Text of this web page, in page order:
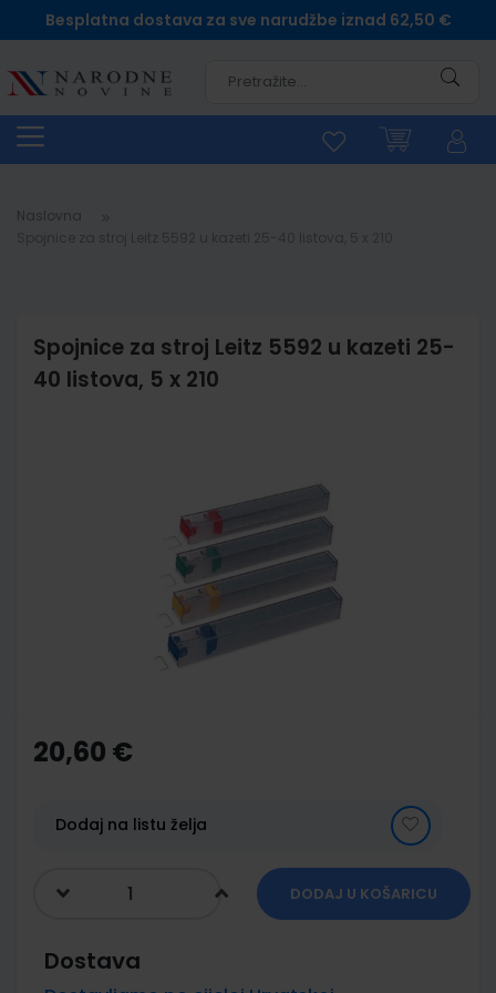
Besplatna dostava za sve narudžbe iznad 62,50 €
Naslovna
Spojnice za stroj Leitz 5592 u kazeti 25-
40 listova, 5 x 210
the
beginning
gallery
20,60 €
Dodaj na listu želja
DODAJ U KOŠARICU
Dostava